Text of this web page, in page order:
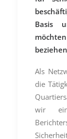
Basis
Als
die
wir